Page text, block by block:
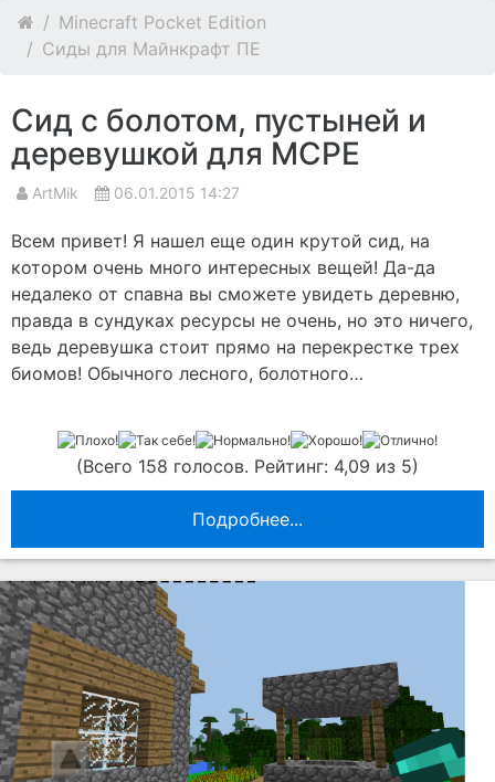
Minecraft Pocket Edition
Сиды для Майнкрафт ПЕ
Сид с болотом, пустыней и
деревушкой для MCPE
ArtMik 06.01.2015 14:27
Всем привет! Я нашел еще один крутой сид, на
котором очень много интересных вещей! Да-да
недалеко от спавна вы сможете увидеть деревню,
правда в сундуках ресурсы не очень, но это ничего,
ведь деревушка стоит прямо на перекрестке трех
биомов! Обычного лесного, болотного…
(Всего 158 голосов. Рейтинг: 4,09 из 5)
Подробнее...